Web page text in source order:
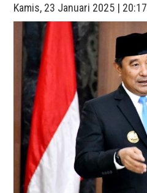
Kamis, 23 Januari 2025 | 20:17